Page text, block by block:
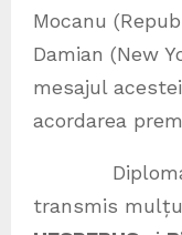
Mocanu
Damian (New
mesajul
acordarea
transmis